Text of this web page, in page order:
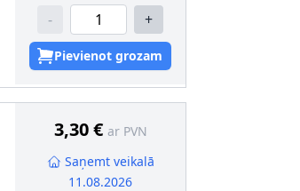
- +
Pievienot grozam
3,30 € ar PVN
Saņemt veikalā
11.08.2026